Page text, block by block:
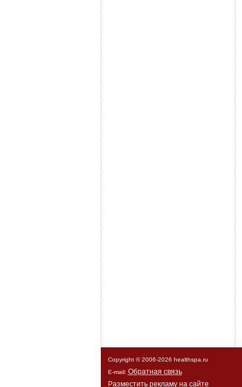
Copyright © 2006-2026 healthspa.ru
E-mail: Обратная связь
Разместить рекламу на сайте